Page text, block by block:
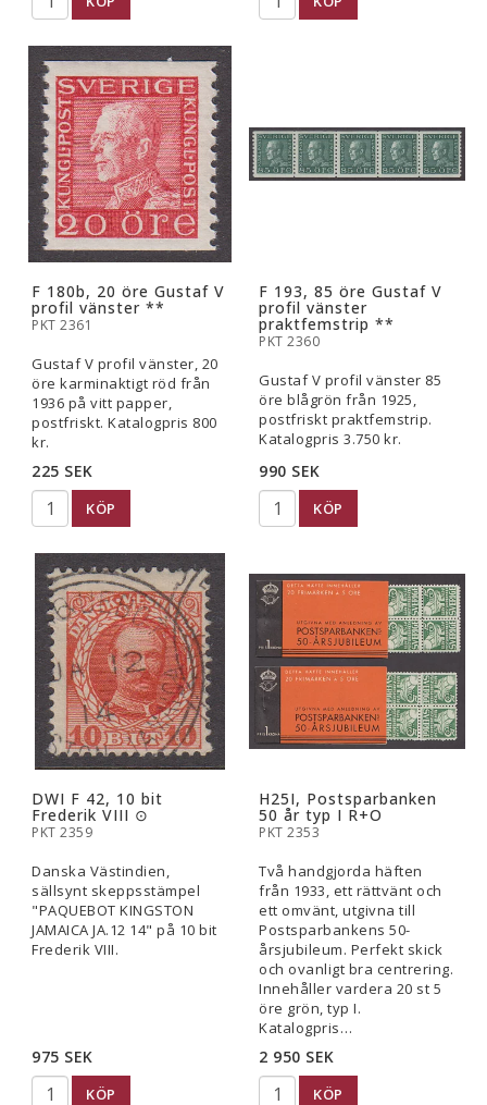
F 180b, 20 öre Gustaf V
profil vänster **
PKT 2361
Gustaf V profil vänster, 20
öre karminaktigt röd från
1936 på vitt papper,
postfriskt. Katalogpris 800
kr.
225 SEK
KÖP
F 193, 85 öre Gustaf V
profil vänster
praktfemstrip **
PKT 2360
Gustaf V profil vänster 85
öre blågrön från 1925,
postfriskt praktfemstrip.
Katalogpris 3.750 kr.
990 SEK
KÖP
DWI F 42, 10 bit
Frederik VIII ⊙
PKT 2359
Danska Västindien,
sällsynt skeppsstämpel
"PAQUEBOT KINGSTON
JAMAICA JA.12 14" på 10 bit
Frederik VIII.
975 SEK
KÖP
H25I, Postsparbanken
50 år typ I R+O
PKT 2353
Två handgjorda häften
från 1933, ett rättvänt och
ett omvänt, utgivna till
Postsparbankens 50-
årsjubileum. Perfekt skick
och ovanligt bra centrering.
Innehåller vardera 20 st 5
öre grön, typ I.
Katalogpris…
2 950 SEK
KÖP